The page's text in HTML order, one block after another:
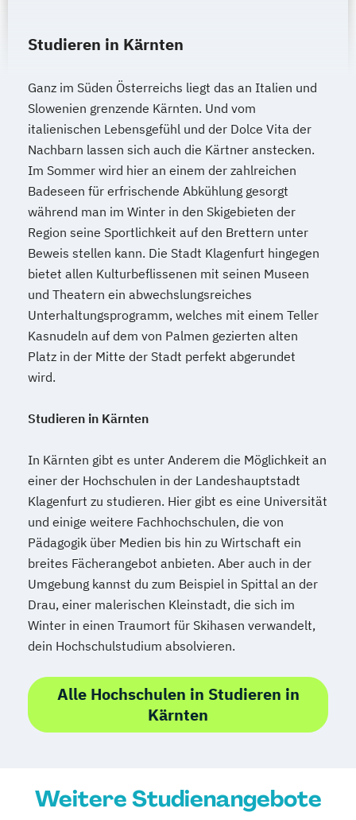
Medienmanagement
Modemanagement
Nachhaltiges Management New Work
Online Marketing
Online Marketing (DE/EN)
Personalentwicklung
Personalmanagement
Personalmanagement (DE/EN) Pflege
Pflegemanagement
Physiotherapie
Product Management (DE/EN)
Produktdesign
Projektmanagement (DE/EN)
Psychologie Public Health
Public Management
Verwaltungsfachangestellte
Pädagogik Pädagogik
Bildungsberatung und Leitung
Robotics (DE/EN) Social Media
Software Engineering (EN)
Softwareentwicklung (DE/EN)
Soziale Arbeit
Soziale Arbeit Schwerpunkt Kinder und
Jugendliche
Sozialmanagement
Sportmanagement
Supply Chain Management
Tourismusmanagement UX Design
Wirtschaftsingenieurwesen
Studieren in Kärnten
Ganz im Süden Österreichs liegt das an Italien und
Slowenien grenzende Kärnten. Und vom
italienischen Lebensgefühl und der Dolce Vita der
Nachbarn lassen sich auch die Kärtner anstecken.
Im Sommer wird hier an einem der zahlreichen
Badeseen für erfrischende Abkühlung gesorgt
während man im Winter in den Skigebieten der
Region seine Sportlichkeit auf den Brettern unter
Beweis stellen kann. Die Stadt Klagenfurt hingegen
bietet allen Kulturbeflissenen mit seinen Museen
und Theatern ein abwechslungsreiches
Unterhaltungsprogramm, welches mit einem Teller
Kasnudeln auf dem von Palmen gezierten alten
Platz in der Mitte der Stadt perfekt abgerundet
wird.
Studieren in Kärnten
In Kärnten gibt es unter Anderem die Möglichkeit an
einer der Hochschulen in der Landeshauptstadt
Klagenfurt zu studieren. Hier gibt es eine Universität
und einige weitere Fachhochschulen, die von
Pädagogik über Medien bis hin zu Wirtschaft ein
breites Fächerangebot anbieten. Aber auch in der
Umgebung kannst du zum Beispiel in Spittal an der
Drau, einer malerischen Kleinstadt, die sich im
Winter in einen Traumort für Skihasen verwandelt,
dein Hochschulstudium absolvieren.
Alle Hochschulen in Studieren in
Kärnten
Weitere Studienangebote